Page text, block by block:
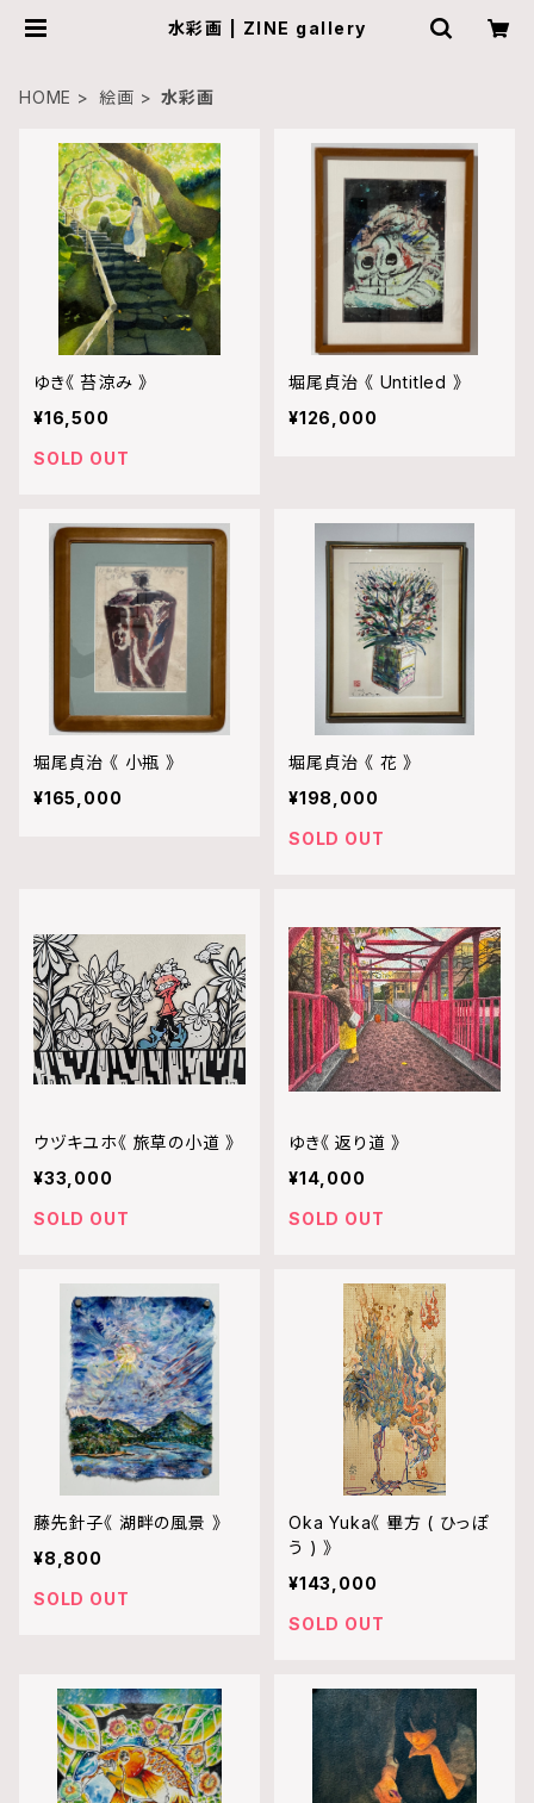
水彩画 | ZINE gallery
HOME 絵画 水彩画
ゆき《 苔涼み 》
¥16,500
SOLD OUT
堀尾貞治 《 Untitled 》
¥126,000
堀尾貞治 《 小瓶 》
¥165,000
堀尾貞治 《 花 》
¥198,000
SOLD OUT
ウヅキユホ《 旅草の小道 》
¥33,000
SOLD OUT
ゆき《 返り道 》
¥14,000
SOLD OUT
藤先針子《 湖畔の風景 》
¥8,800
SOLD OUT
Oka Yuka《 畢方 ( ひっぽ
う ) 》
¥143,000
SOLD OUT